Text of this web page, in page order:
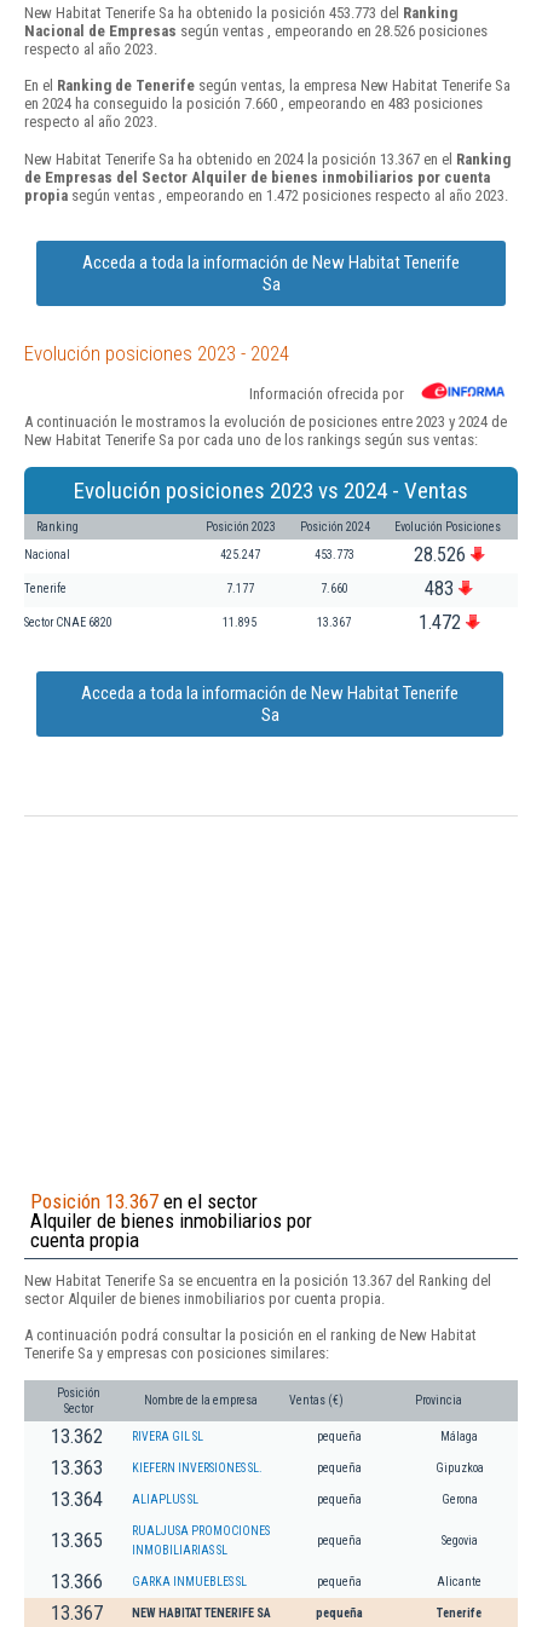
New Habitat Tenerife Sa ha obtenido la posición 453.773 del Ranking
Nacional de Empresas según ventas , empeorando en 28.526 posiciones
respecto al año 2023.
En el Ranking de Tenerife según ventas, la empresa New Habitat Tenerife Sa
en 2024 ha conseguido la posición 7.660 , empeorando en 483 posiciones
respecto al año 2023.
New Habitat Tenerife Sa ha obtenido en 2024 la posición 13.367 en el Ranking
de Empresas del Sector Alquiler de bienes inmobiliarios por cuenta
propia según ventas , empeorando en 1.472 posiciones respecto al año 2023.
Acceda a toda la información de New Habitat Tenerife
Sa
Evolución posiciones 2023 - 2024
Información ofrecida por
A continuación le mostramos la evolución de posiciones entre 2023 y 2024 de
New Habitat Tenerife Sa por cada uno de los rankings según sus ventas:
Evolución posiciones 2023 vs 2024 - Ventas
Ranking Posición 2023 Posición 2024 Evolución Posiciones
Nacional 425.247 453.773 28.526
Tenerife 7.177 7.660 483
Sector CNAE 6820 11.895 13.367 1.472
Acceda a toda la información de New Habitat Tenerife
Sa
Posición 13.367 en el sector
Alquiler de bienes inmobiliarios por
cuenta propia
New Habitat Tenerife Sa se encuentra en la posición 13.367 del Ranking del
sector Alquiler de bienes inmobiliarios por cuenta propia.
A continuación podrá consultar la posición en el ranking de New Habitat
Tenerife Sa y empresas con posiciones similares:
Posición
Sector
Nombre de la empresa Ventas (€) Provincia
13.362 RIVERA GIL SL pequeña Málaga
13.363 KIEFERN INVERSIONES SL. pequeña Gipuzkoa
13.364 ALIAPLUS SL pequeña Gerona
13.365
RUALJUSA PROMOCIONES
INMOBILIARIAS SL
pequeña Segovia
13.366 GARKA INMUEBLES SL pequeña Alicante
13.367 NEW HABITAT TENERIFE SA pequeña Tenerife